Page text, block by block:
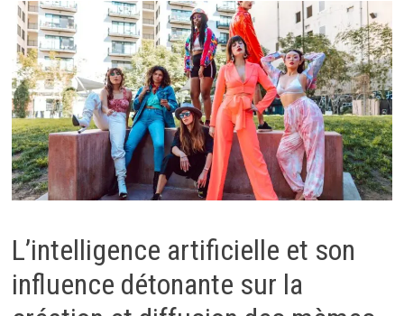
L’intelligence artificielle et son
influence détonante sur la